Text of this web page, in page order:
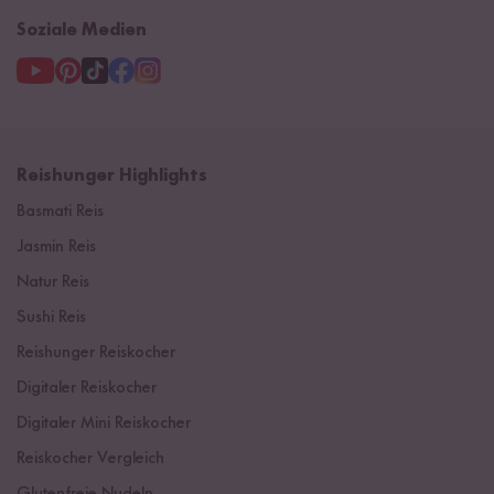
Soziale Medien
Reishunger Highlights
Basmati Reis
Jasmin Reis
Natur Reis
Sushi Reis
Reishunger Reiskocher
Digitaler Reiskocher
Digitaler Mini Reiskocher
Reiskocher Vergleich